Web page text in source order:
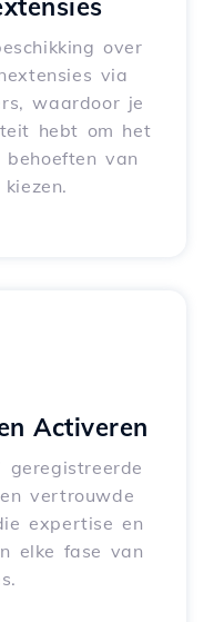
over
via
waardoor je
hebt om het
van
Activeren
vertrouwde
expertise en
elke fase van